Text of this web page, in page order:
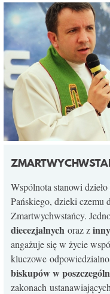
Wspólnota stanowi
Pańskiego, dzieki czemu
Zmartwychwstańcy.
diecezjalnych oraz z
angażuje się w życie
kluczowe
biskupów w
zakonach